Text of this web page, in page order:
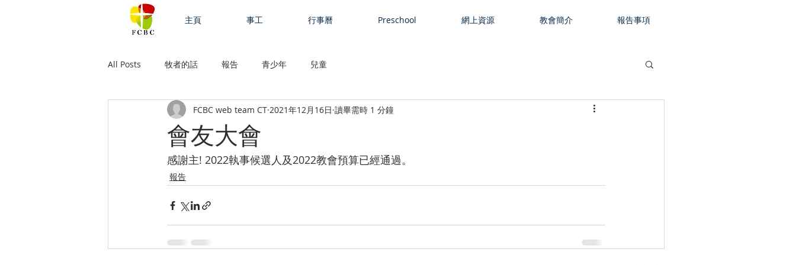
主頁 事工 行事曆 Preschool 網上資源 教會簡介 報告事項
All Posts 牧者的話 報告 青少年 兒童
會友大會
FCBC web team CT 2021年12月16日 讀畢需時 1 分鐘
感謝主! 2022執事候選人及2022教會預算已經通過。
報告